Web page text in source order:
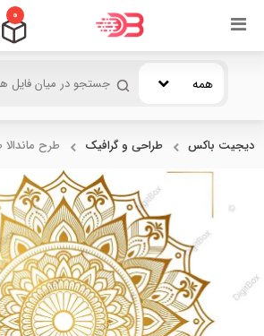
0
همه
دیجیت باکس طراحی و گرافیک طرح